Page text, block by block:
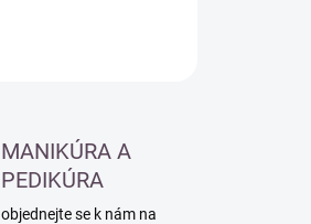
MANIKÚRA A
PEDIKÚRA
objednejte se k nám na